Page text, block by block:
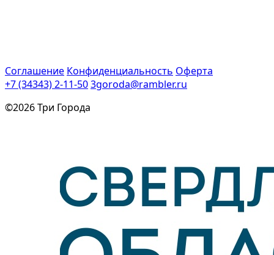
Соглашение Конфиденциальность Оферта
+7 (34343) 2-11-503goroda@rambler.ru
©2026 Три Города